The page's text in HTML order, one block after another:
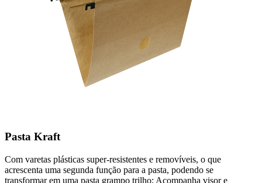
Pasta Kraft
Com varetas plásticas super-resistentes e removíveis, o que
acrescenta uma segunda função para a pasta, podendo se
transformar em uma pasta grampo trilho; Acompanha visor e